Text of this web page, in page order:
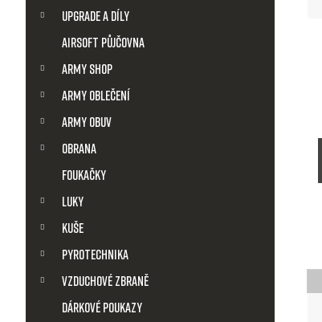
Upgrade a díly
Airsoft půjčovna
Army shop
Army Oblečení
Army obuv
Obrana
Foukačky
Luky
Kuše
Pyrotechnika
Vzduchové zbraně
Dárkové poukazy
d
u
t
ů